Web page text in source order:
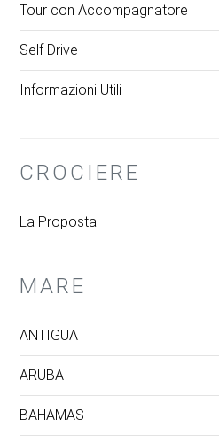
Tour con Accompagnatore
Self Drive
Informazioni Utili
CROCIERE
La Proposta
MARE
ANTIGUA
ARUBA
BAHAMAS